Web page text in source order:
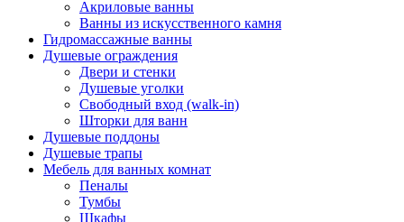
Акриловые ванны
Ванны из искусственного камня
Гидромассажные ванны
Душевые ограждения
Двери и стенки
Душевые уголки
Свободный вход (walk-in)
Шторки для ванн
Душевые поддоны
Душевые трапы
Мебель для ванных комнат
Пеналы
Тумбы
Шкафы